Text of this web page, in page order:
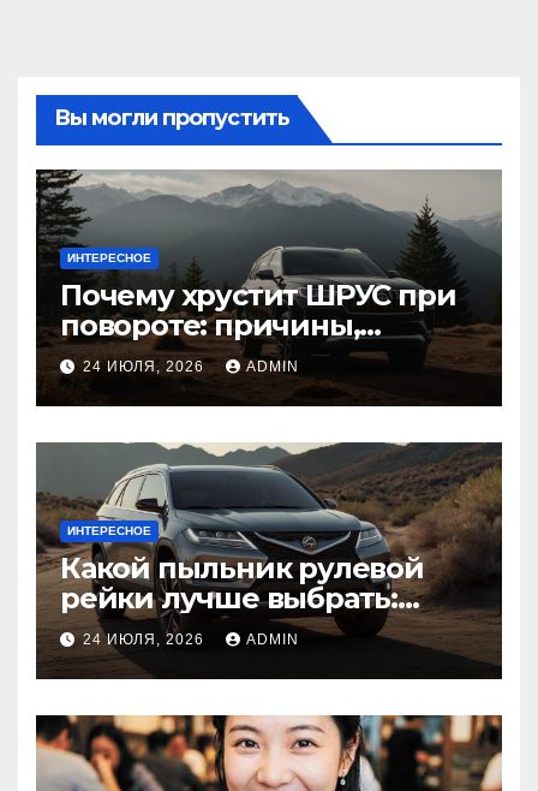
Вы могли пропустить
ИНТЕРЕСНОЕ
Почему хрустит ШРУС при
повороте: причины,
диагностика
24 ИЮЛЯ, 2026 ADMIN
ИНТЕРЕСНОЕ
Какой пыльник рулевой
рейки лучше выбрать:
оригинальный или аналог,
резина или полиуретан
24 ИЮЛЯ, 2026 ADMIN